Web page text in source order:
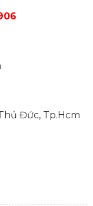
Đức, Tp.Hcm